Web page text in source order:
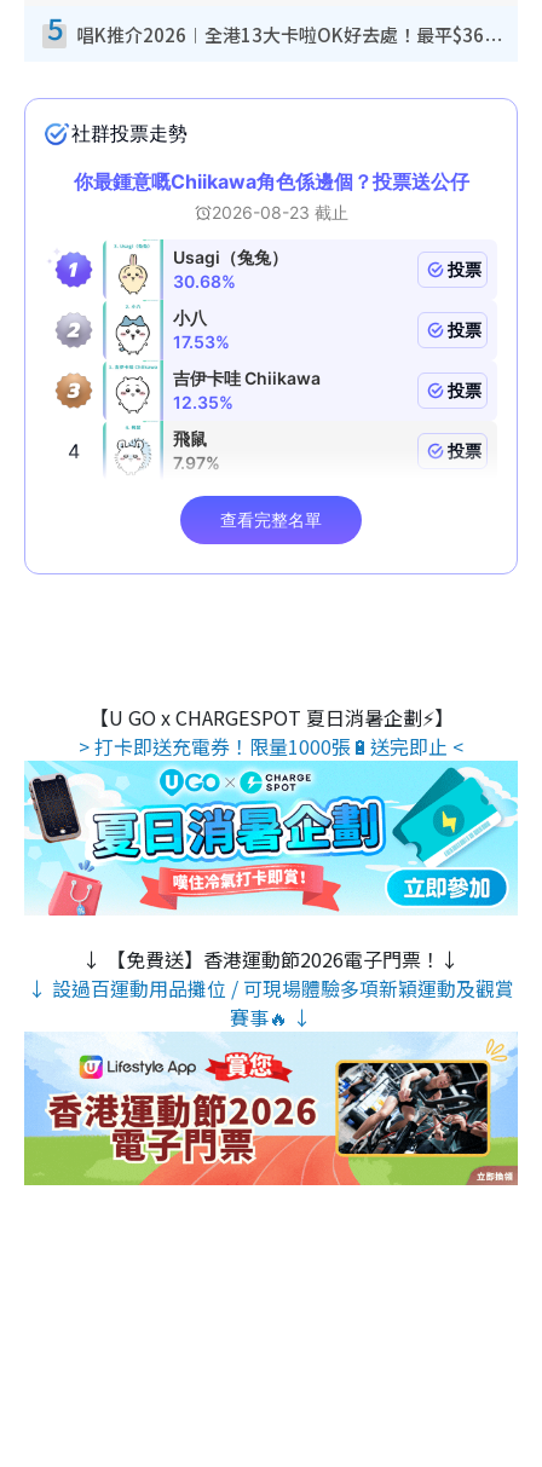
5 唱K推介2026︱全港13大卡啦OK好去處！最平$36起 日文K都有！(附地址+收費詳情)
【U GO x CHARGESPOT 夏日消暑企劃⚡】
> 打卡即送充電券！限量1000張🔋送完即止 <
↓ 【免費送】香港運動節2026電子門票！↓
↓ 設過百運動用品攤位 / 可現場體驗多項新穎運動及觀賞
賽事🔥 ↓